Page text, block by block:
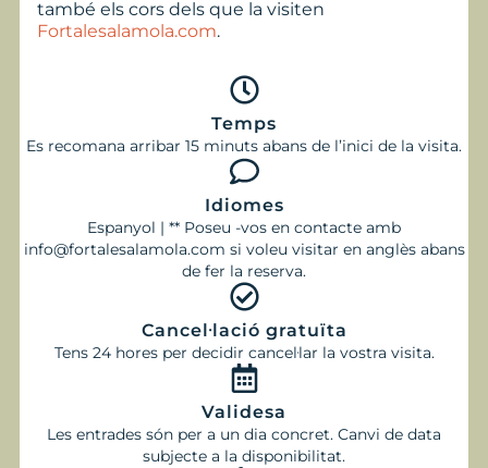
també els cors dels que la visiten
Fortalesalamola.com.
Temps
Es recomana arribar 15 minuts abans de l’inici de la visita.
Idiomes
Espanyol | ** Poseu -vos en contacte amb
info@fortalesalamola.com si voleu visitar en anglès abans
de fer la reserva.
Cancel·lació gratuïta
Tens 24 hores per decidir cancel·lar la vostra visita.
Validesa
Les entrades són per a un dia concret. Canvi de data
subjecte a la disponibilitat.